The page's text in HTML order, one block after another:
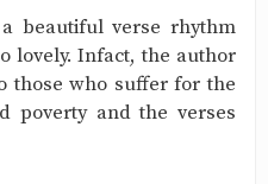
beautiful verse rhythm
lovely. Infact, the author
those who suffer for the
poverty and the verses